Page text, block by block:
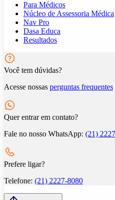
Para Médicos
Núcleo de Assessoria Médica
Nav Pro
Dasa Educa
Resultados
Você tem dúvidas?
Acesse nossas perguntas frequentes
Quer entrar em contato?
Fale no nosso WhatsApp: (21)
Prefere ligar?
Telefone: (21) 2227-8080